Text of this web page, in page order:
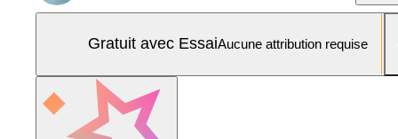
Gratuit avec EssaiAucune attribution requise